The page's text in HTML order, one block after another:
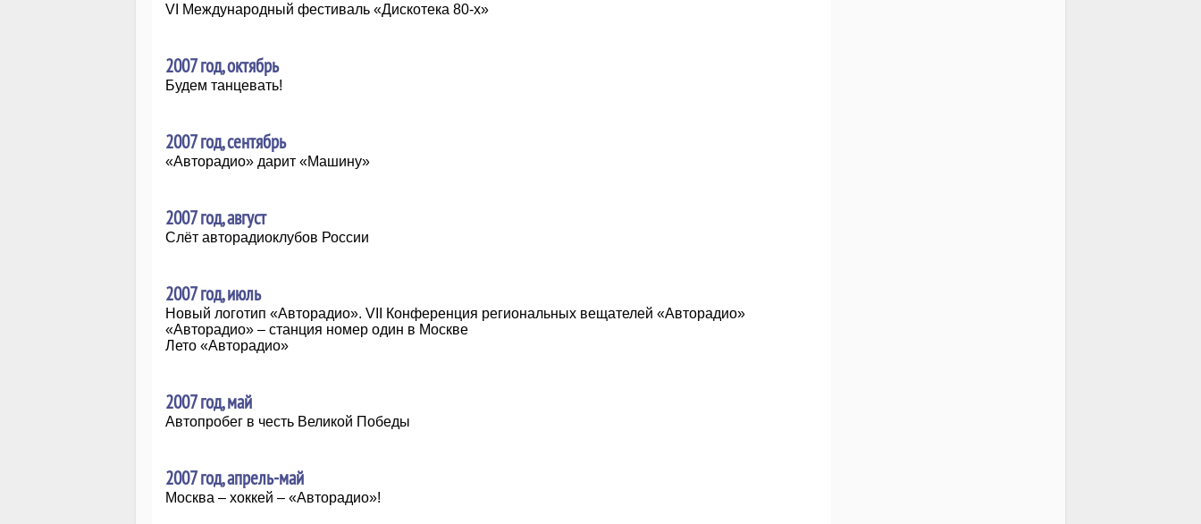
VI Международный фестиваль «Дискотека 80-х»
2007 год, октябрь
Будем танцевать!
2007 год, сентябрь
«Авторадио» дарит «Машину»
2007 год, август
Слёт авторадиоклубов России
2007 год, июль
Новый логотип «Авторадио». VII Конференция региональных вещателей «Авторадио»
«Авторадио» – станция номер один в Москве
Лето «Авторадио»
2007 год, май
Автопробег в честь Великой Победы
2007 год, апрель-май
Москва – хоккей – «Авторадио»!